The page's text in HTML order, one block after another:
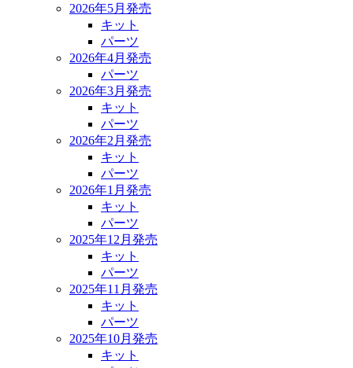
2026年5月発売
キット
パーツ
2026年4月発売
パーツ
2026年3月発売
キット
パーツ
2026年2月発売
キット
パーツ
2026年1月発売
キット
パーツ
2025年12月発売
キット
パーツ
2025年11月発売
キット
パーツ
2025年10月発売
キット